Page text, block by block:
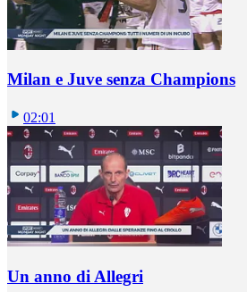
Milan e Juve senza Champions
02:01
Un anno di Allegri